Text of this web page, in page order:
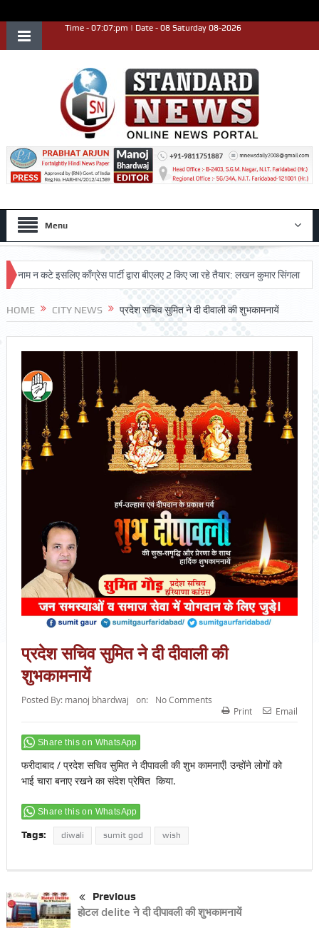
Time - 07:07:pm | Date - 08 Saturday 08-2026
Menu
न कटे इसलिए काँग्रेस पार्टी द्वारा बीएलए 2 किए जा रहे तैयार: लखन कुमार सिंगला
HOME CITY NEWS प्रदेश सचिव सुमित ने दी दीवाली की शुभकामनायें
प्रदेश सचिव सुमित ने दी दीवाली की
शुभकामनायें
Posted By: manoj bhardwaj on:
No Comments
Print
Email
Share this on WhatsApp
फरीदाबाद / प्रदेश सचिव सुमित ने दीपावली की शुभ कामनाएँ! उन्होंने लोगों को
भाई चारा बनाए रखने का संदेश प्रेषित किया.
Share this on WhatsApp
Tags: diwali sumit god wish
Previous
होटल delite ने दी दीपावली की शुभकामनायें